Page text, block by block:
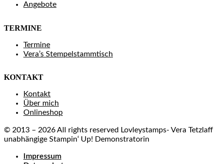
Angebote
TERMINE
Termine
Vera’s Stempelstammtisch
KONTAKT
Kontakt
Über mich
Onlineshop
© 2013 – 2026 All rights reserved Lovleystamps- Vera Tetzlaff
unabhängige Stampin‘ Up! Demonstratorin
Impressum